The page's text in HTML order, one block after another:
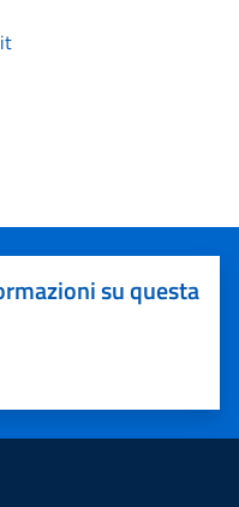
su questa
5